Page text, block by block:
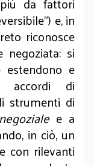
e, in
riconosce
si
e
accordi di
strumenti di
negoziale e a
in ciò, un
con rilevanti